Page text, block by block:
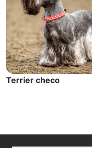
Terrier checo